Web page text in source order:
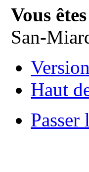
Vous
San-
Haut
Passer